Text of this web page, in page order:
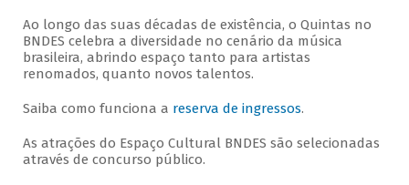
Ao longo das suas décadas de existência, o Quintas no
BNDES celebra a diversidade no cenário da música
brasileira, abrindo espaço tanto para artistas
renomados, quanto novos talentos.
Saiba como funciona a reserva de ingressos.
As atrações do Espaço Cultural BNDES são selecionadas
através de concurso público.